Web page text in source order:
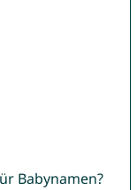
Babynamen?